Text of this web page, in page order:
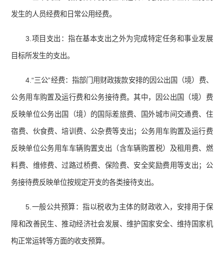
发生的人员经费和日常公用经费。
3.项目支出：指在基本支出之外为完成特定任务和事业发展
目标所发生的支出。
4.“三公”经费：指部门用财政拨款安排的因公出国（境）费、
公务用车购置及运行费和公务接待费。其中，因公出国（境）费
反映单位公务出国（境）的国际差旅费、国外城市间交通费、住
宿费、伙食费、培训费、公杂费等支出；公务用车购置及运行费
反映单位公务用车车辆购置支出（含车辆购置税）及租用费、燃
料费、维修费、过路过桥费、保险费、安全奖励费用等支出；公
务接待费反映单位按规定开支的各类接待支出。
5.一般公共预算：指以税收为主体的财政收入，安排用于保
障和改善民生、推动经济社会发展、维护国家安全、维持国家机
构正常运转等方面的收支预算。